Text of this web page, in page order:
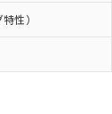
性）
社の共同利用者
者の範囲」に記載
指令（10物質）の
非含有証明書（
書は発行日時点
過去に遡って非